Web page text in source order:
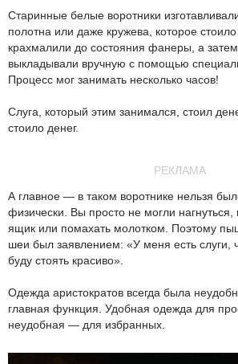
Старинные белые воротники
полотна или даже кружева, которое
крахмалили до состояния фанеры, а
выкладывали вручную с помощью
Процесс мог занимать несколько часов!
Слуга, который этим занимался, стоил
стоило денег.
РЕКЛАМА
А главное — в таком воротнике нельзя
физически. Вы просто не могли
ящик или помахать молотком. Поэтому
шеи был заявлением: «У меня есть слуги,
буду стоять красиво».
Одежда аристократов всегда была
главная функция. Удобная одежда для
неудобная — для избранных.